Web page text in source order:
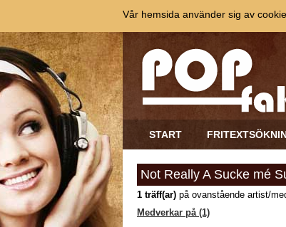
START
Not Really A Sucke mé
1 träff(ar) på ovanstående artist/
Medverkar på (1)
Vår hemsida använder sig av